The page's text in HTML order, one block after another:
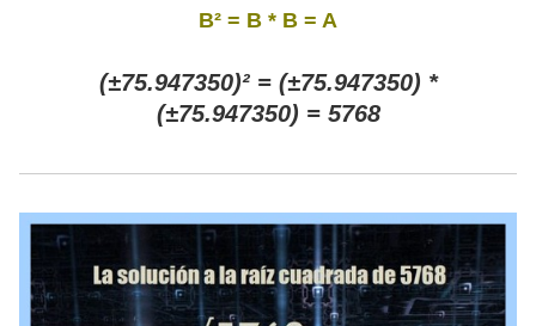
B² = B * B = A
(±75.947350)² = (±75.947350) *
(±75.947350) = 5768